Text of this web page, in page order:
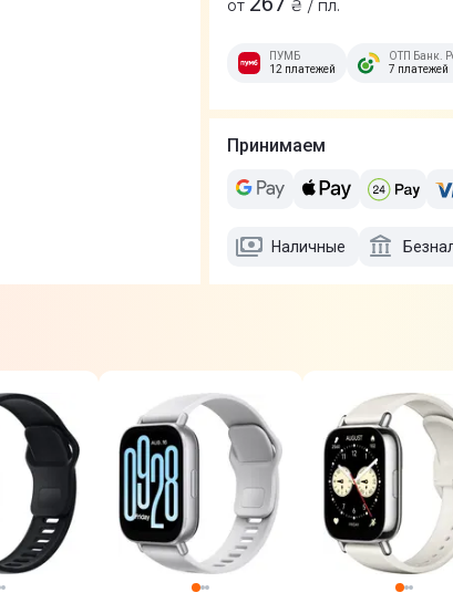
от ₴ / пл.
ПУМБ
12 платежей
ОТП Банк.
7 платежей
Принимаем
Наличные